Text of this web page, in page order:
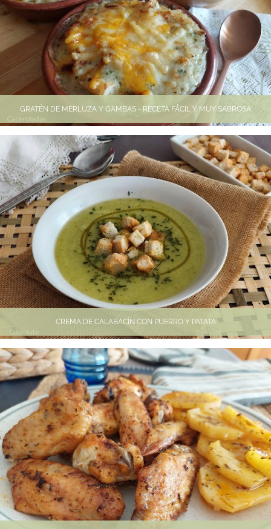
GRATÉN DE MERLUZA Y GAMBAS - RECETA FÁCIL Y MUY SABROSA
CREMA DE CALABACÍN CON PUERRO Y PATATA